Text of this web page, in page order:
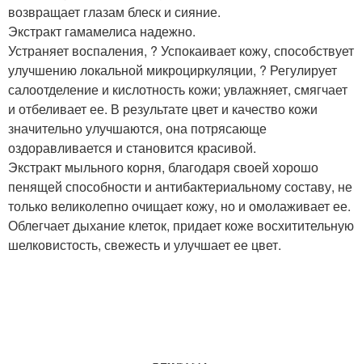
возвращает глазам блеск и сияние.
Экстракт гамамелиса надежно.
Устраняет воспаления, ? Успокаивает кожу, способствует
улучшению локальной микроциркуляции, ? Регулирует
салоотделение и кислотность кожи; увлажняет, смягчает
и отбеливает ее. В результате цвет и качество кожи
значительно улучшаются, она потрясающе
оздоравливается и становится красивой.
Экстракт мыльного корня, благодаря своей хорошо
пенящей способности и антибактериальному составу, не
только великолепно очищает кожу, но и омолаживает ее.
Облегчает дыхание клеток, придает коже восхитительную
шелковистость, свежесть и улучшает ее цвет.